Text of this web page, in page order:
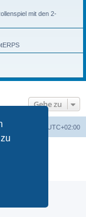
mit den 2-
Gehe zu
UTC+02:00